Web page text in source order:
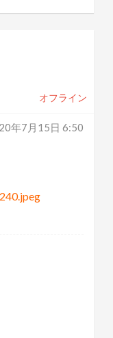
オフライン
年7月15日 6:50